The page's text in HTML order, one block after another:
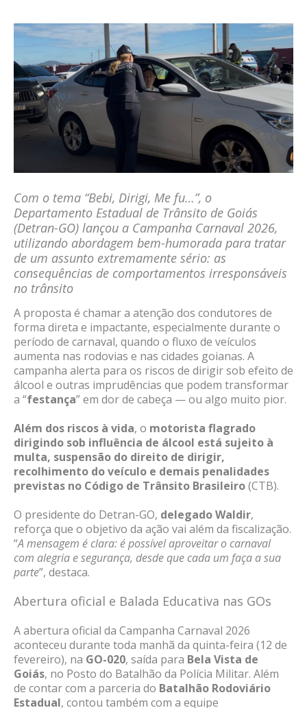
Com o tema “Bebi, Dirigi, Me fu…”, o
Departamento Estadual de Trânsito de Goiás
(Detran-GO) lançou a Campanha Carnaval 2026,
utilizando abordagem bem-humorada para tratar
de um assunto extremamente sério: as
consequências de comportamentos irresponsáveis
no trânsito
A proposta é chamar a atenção dos condutores de
forma direta e impactante, especialmente durante o
período de carnaval, quando o fluxo de veículos
aumenta nas rodovias e nas cidades goianas. A
campanha alerta para os riscos de dirigir sob efeito de
álcool e outras imprudências que podem transformar
a “festança” em dor de cabeça — ou algo muito pior.
Além dos riscos à vida, o motorista flagrado
dirigindo sob influência de álcool está sujeito à
multa, suspensão do direito de dirigir,
recolhimento do veículo e demais penalidades
previstas no Código de Trânsito Brasileiro(CTB).
O presidente do Detran-GO, delegado Waldir,
reforça que o objetivo da ação vai além da fiscalização.
“A mensagem é clara: é possível aproveitar o carnaval
com alegria e segurança, desde que cada um faça a sua
parte”, destaca.
Abertura oficial e Balada Educativa nas GOs
A abertura oficial da Campanha Carnaval 2026
aconteceu durante toda manhã da quinta-feira (12 de
fevereiro), na GO-020, saída para Bela Vista de
Goiás, no Posto do Batalhão da Polícia Militar. Além
de contar com a parceria do Batalhão Rodoviário
Estadual, contou também com a equipe